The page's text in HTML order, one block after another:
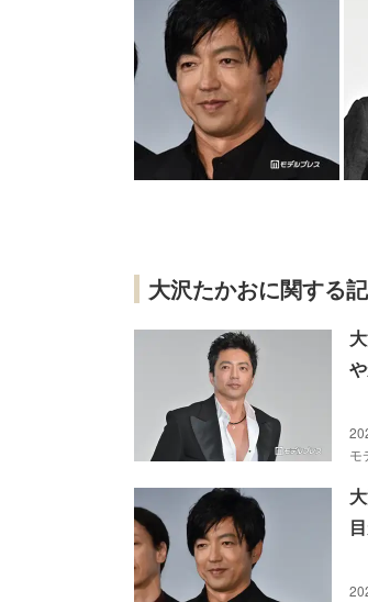
大沢たかおに関する
モ